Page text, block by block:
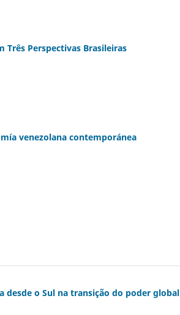
Três Perspectivas Brasileiras
venezolana contemporánea
desde o Sul na transição do poder global